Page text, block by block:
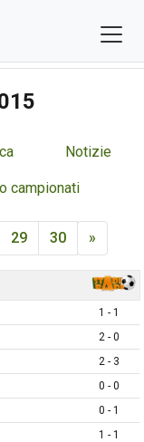
Notizie
campionati
29 30 »
1 - 1
2 - 0
2 - 3
0 - 0
0 - 1
1 - 1